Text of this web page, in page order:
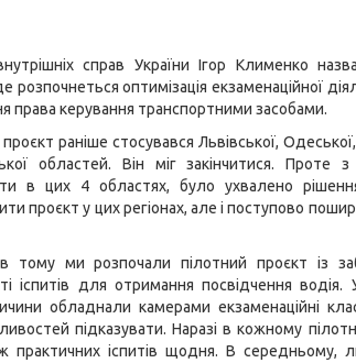
справ України Ігор Клименко
розпочнеться оптимізація екзаменаційної
права керування транспортними засобами.
раніше стосувався Львівської,
областей. Він міг закінчитися. Проте
в цих 4 областях, було ухвалено
проєкт у цих регіонах, але і поступово
тому ми розпочали пілотний проєкт із
іспитів для отримання посвідчення водія.
обладнали камерами екзаменаційні
підказувати. Наразі в кожному
іспитів щодня. В середньому,